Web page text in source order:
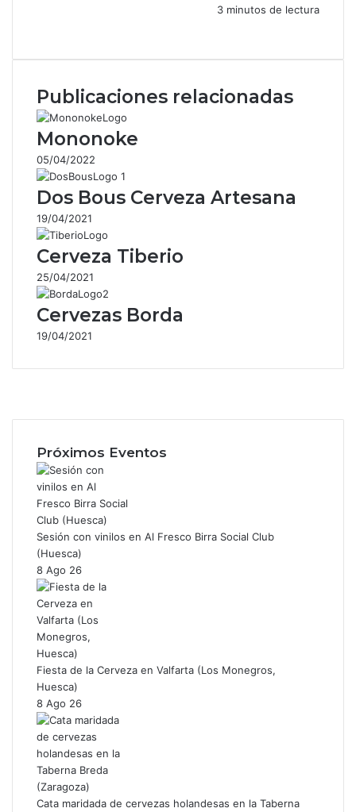
3 minutos de lectura
correo
Publicaciones relacionadas
Mononoke
05/04/2022
Dos Bous Cerveza Artesana
19/04/2021
Cerveza Tiberio
25/04/2021
Cervezas Borda
19/04/2021
Próximos Eventos
Sesión con vinilos en Al Fresco Birra Social Club
(Huesca)
8 Ago 26
Fiesta de la Cerveza en Valfarta (Los Monegros,
Huesca)
8 Ago 26
Cata maridada de cervezas holandesas en la Taberna